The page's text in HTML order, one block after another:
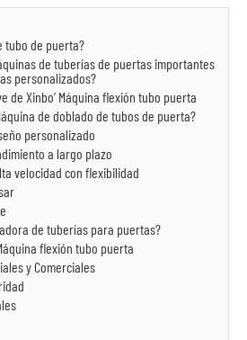
tubo de puerta?
de tuberías de puertas importantes
personalizados?
de Xinbo’ Máquina flexión tubo puerta
de doblado de tubos de puerta?
personalizado
a largo plazo
velocidad con flexibilidad
de tuberías para puertas?
flexión tubo puerta
y Comerciales